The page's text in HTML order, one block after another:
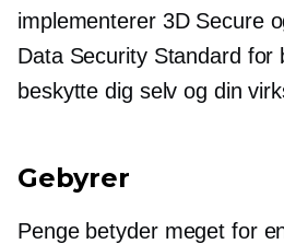
implementerer 3D Secure
Data Security Standard for
beskytte dig selv og din
Gebyrer
Penge betyder meget for